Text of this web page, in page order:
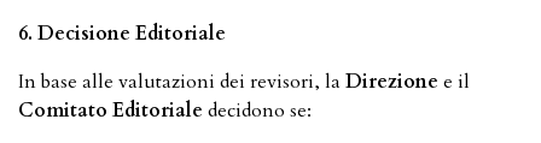
6. Decisione Editoriale
In base alle valutazioni dei revisori, la Direzione e il
Comitato Editoriale decidono se: